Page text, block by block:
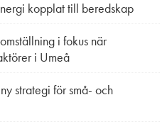
kopplat till beredskap
i fokus när
i Umeå
strategi för små- och